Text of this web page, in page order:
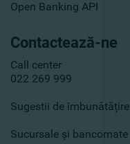
Open Banking API
Contactează-ne
Call center
022 269 999
Sugestii de îmbunătățire
Sucursale și bancomate